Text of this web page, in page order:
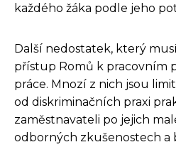
každého žáka podle jeho
Další nedostatek, který
přístup Romů k pracovním
práce. Mnozí z nich jsou
od diskriminačních praxi
zaměstnavateli po jejich
odborných zkušenostech a